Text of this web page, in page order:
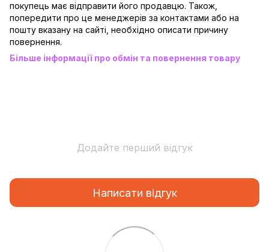
покупець має відправити його продавцю. Також,
попередити про це менеджерів за контактами або на
пошту вказану на сайті, необхідно описати причину
повернення.
Більше інформації про обмін та повернення товару
Додайте перший відгук
Написати відгук